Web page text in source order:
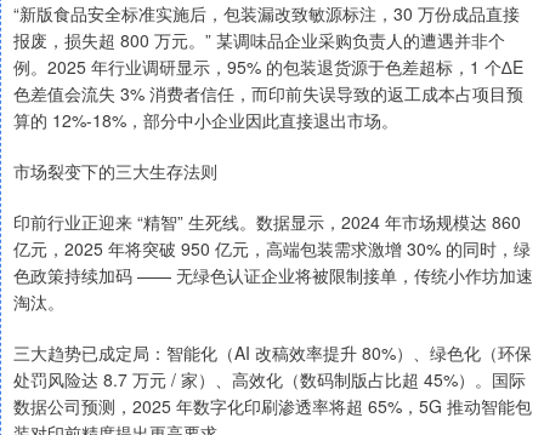
“新版食品安全标准实施后，包装漏改致敏源标注，30 万份成品直接
报废，损失超 800 万元。” 某调味品企业采购负责人的遭遇并非个
例。2025 年行业调研显示，95% 的包装退货源于色差超标，1 个∆E
色差值会流失 3% 消费者信任，而印前失误导致的返工成本占项目预
算的 12%-18%，部分中小企业因此直接退出市场。
市场裂变下的三大生存法则
印前行业正迎来 “精智” 生死线。数据显示，2024 年市场规模达 860
亿元，2025 年将突破 950 亿元，高端包装需求激增 30% 的同时，绿
色政策持续加码 —— 无绿色认证企业将被限制接单，传统小作坊加速
淘汰。
三大趋势已成定局：智能化（AI 改稿效率提升 80%）、绿色化（环保
处罚风险达 8.7 万元 / 家）、高效化（数码制版占比超 45%）。国际
数据公司预测，2025 年数字化印刷渗透率将超 65%，5G 推动智能包